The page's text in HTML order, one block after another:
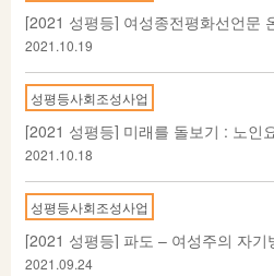
2021.10.19
성평등사회조성사업
2021.10.18
성평등사회조성사업
[2021 성평등] 파도 – 여성주의 자기
2021.09.24